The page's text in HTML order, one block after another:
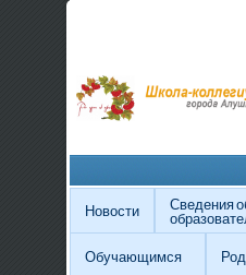
Новости Сведения
Обучающимся